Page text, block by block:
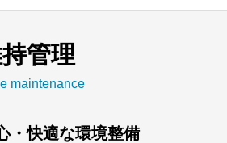
管理
maintenance
・快適な環境整備